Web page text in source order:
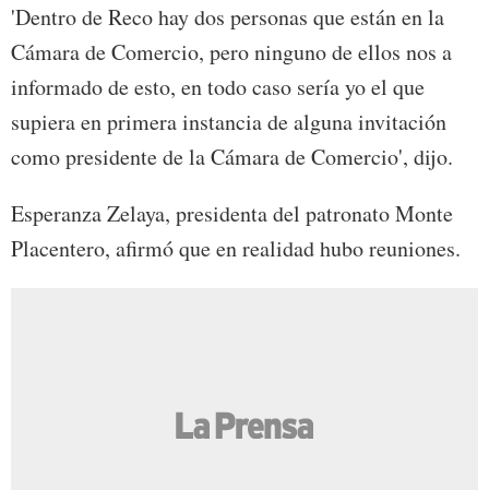
'Dentro de Reco hay dos personas que están en la
Cámara de Comercio, pero ninguno de ellos nos a
informado de esto, en todo caso sería yo el que
supiera en primera instancia de alguna invitación
como presidente de la Cámara de Comercio', dijo.
Esperanza Zelaya, presidenta del patronato Monte
Placentero, afirmó que en realidad hubo reuniones.